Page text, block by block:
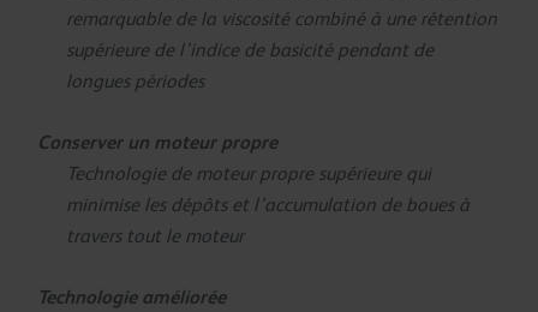
remarquable de la viscosité combiné à une rétention
supérieure de l’indice de basicité pendant de
longues périodes
Conserver un moteur propre
Technologie de moteur propre supérieure qui
minimise les dépôts et l’accumulation de boues à
travers tout le moteur
Technologie améliorée